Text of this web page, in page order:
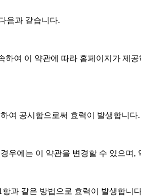
음과 같습니다.
하여 이 약관에 따라 홈페이지가 제
여 공시함으로써 효력이 발생합니다.
우에는 이 약관을 변경할 수 있으며
과 같은 방법으로 효력이 발생합니